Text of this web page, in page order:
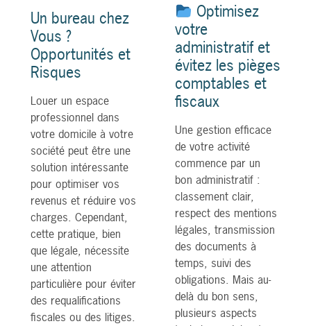
Un bureau chez
Vous ?
Opportunités et
Risques
Louer un espace
professionnel dans
votre domicile à votre
société peut être une
solution intéressante
pour optimiser vos
revenus et réduire vos
charges. Cependant,
cette pratique, bien
que légale, nécessite
une attention
particulière pour éviter
des requalifications
fiscales ou des litiges.
Optimisez
votre
administratif et
évitez les pièges
comptables et
fiscaux
Une gestion efficace
de votre activité
commence par un
bon administratif :
classement clair,
respect des mentions
légales, transmission
des documents à
temps, suivi des
obligations. Mais au-
delà du bon sens,
plusieurs aspects